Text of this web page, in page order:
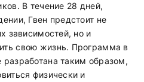
В течение 28 дней,
Гвен предстоит не
зависимостей, но и
свою жизнь. Программа в
таким образом,
физически и